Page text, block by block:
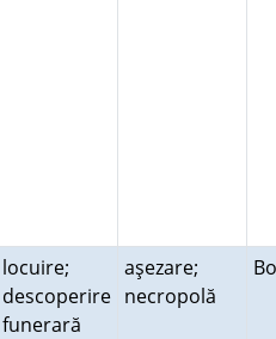
locuire;
descoperire
funerară
aşezare;
necropolă